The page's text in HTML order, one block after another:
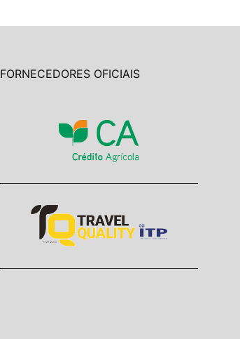
FORNECEDORES OFICIAIS